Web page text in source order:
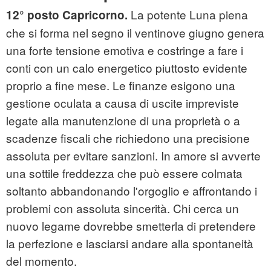
12° posto Capricorno. La potente Luna piena
che si forma nel segno il ventinove giugno genera
una forte tensione emotiva e costringe a fare i
conti con un calo energetico piuttosto evidente
proprio a fine mese. Le finanze esigono una
gestione oculata a causa di uscite impreviste
legate alla manutenzione di una proprietà o a
scadenze fiscali che richiedono una precisione
assoluta per evitare sanzioni. In amore si avverte
una sottile freddezza che può essere colmata
soltanto abbandonando l'orgoglio e affrontando i
problemi con assoluta sincerità. Chi cerca un
nuovo legame dovrebbe smetterla di pretendere
la perfezione e lasciarsi andare alla spontaneità
del momento.